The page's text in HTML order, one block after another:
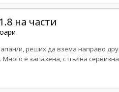
на части
и, реших да взема направо
Много е запазена, с пълна